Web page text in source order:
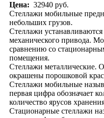
Цена: 32940 руб.
Стеллажи мобильные
небольших грузов.
Стеллажи
механического привода.
сравнению со
помещения.
Стеллажи металлические.
окрашены порошковой
Стеллажи мобильные
первая цифра обозначает
количество ярусов
Стационарные стеллажи